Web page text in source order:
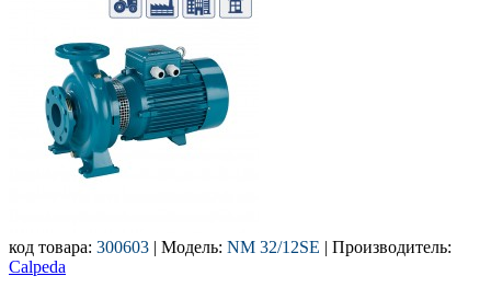
код товара: 300603 | Модель: NM 32/12SE | Производитель:
Calpeda